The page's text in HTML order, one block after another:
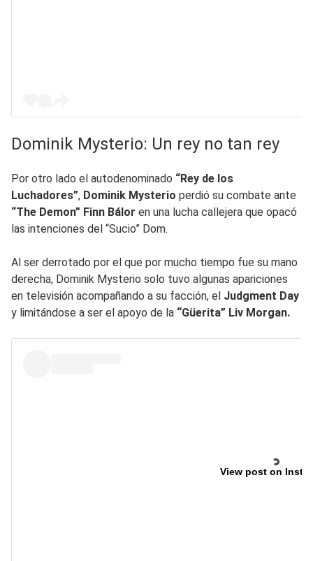
Dominik Mysterio: Un rey no tan rey
Por otro lado el autodenominado “Rey de los
Luchadores”, Dominik Mysterio perdió su combate ante
“The Demon” Finn Bálor en una lucha callejera que opacó
las intenciones del “Sucio” Dom.
Al ser derrotado por el que por mucho tiempo fue su mano
derecha, Dominik Mysterio solo tuvo algunas apariciones
en televisión acompañando a su facción, el Judgment Day
y limitándose a ser el apoyo de la “Güerita” Liv Morgan.
View post on